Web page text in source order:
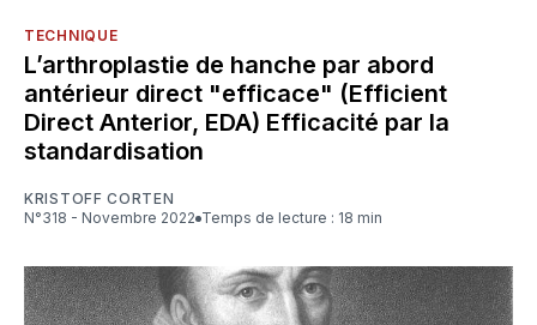
TECHNIQUE
L’arthroplastie de hanche par abord
antérieur direct "efficace" (Efficient
Direct Anterior, EDA) Efficacité par la
standardisation
KRISTOFF CORTEN
N°318 - Novembre 2022
Temps de lecture : 18 min